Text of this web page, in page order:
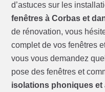
d’astuces sur les
fenêtres à Corbas et
de rénovation, vous
complet de vos fenêtres
vous vous demandez
pose des fenêtres et
isolations phoniques